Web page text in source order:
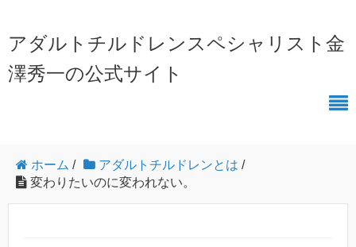
アダルトチルドレンスペシャリスト金
澤秀一の公式サイト
ホーム / アダルトチルドレンとは /
変わりたいのに変われない。